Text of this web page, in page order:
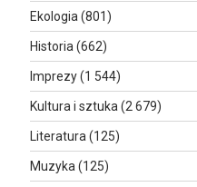
Ekologia (801)
Historia (662)
Imprezy(1 544)
Kultura i sztuka (2 679)
Literatura (125)
Muzyka (125)